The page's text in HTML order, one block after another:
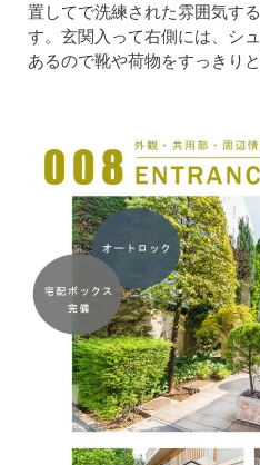
置してで洗練された雰囲気す
す。玄関入って右側には、シ
あるので靴や荷物をすっきり